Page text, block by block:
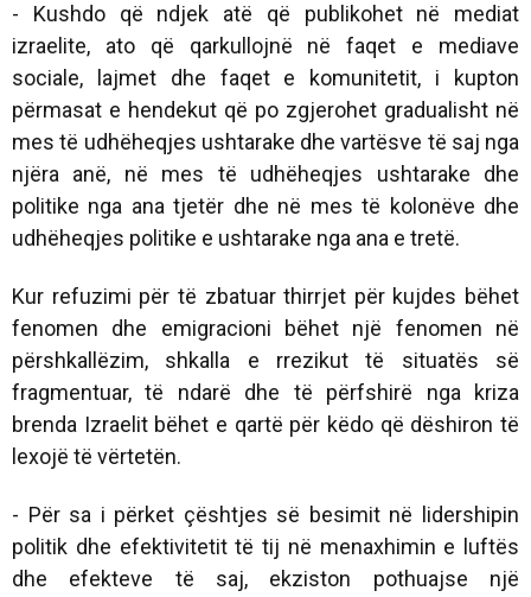
- Kushdo që ndjek atë që publikohet në mediat
izraelite, ato që qarkullojnë në faqet e mediave
sociale, lajmet dhe faqet e komunitetit, i kupton
përmasat e hendekut që po zgjerohet gradualisht në
mes të udhëheqjes ushtarake dhe vartësve të saj nga
njëra anë, në mes të udhëheqjes ushtarake dhe
politike nga ana tjetër dhe në mes të kolonëve dhe
udhëheqjes politike e ushtarake nga ana e tretë.
Kur refuzimi për të zbatuar thirrjet për kujdes bëhet
fenomen dhe emigracioni bëhet një fenomen në
përshkallëzim, shkalla e rrezikut të situatës së
fragmentuar, të ndarë dhe të përfshirë nga kriza
brenda Izraelit bëhet e qartë për këdo që dëshiron të
lexojë të vërtetën.
- Për sa i përket çështjes së besimit në lidershipin
politik dhe efektivitetit të tij në menaxhimin e luftës
dhe efekteve të saj, ekziston pothuajse një